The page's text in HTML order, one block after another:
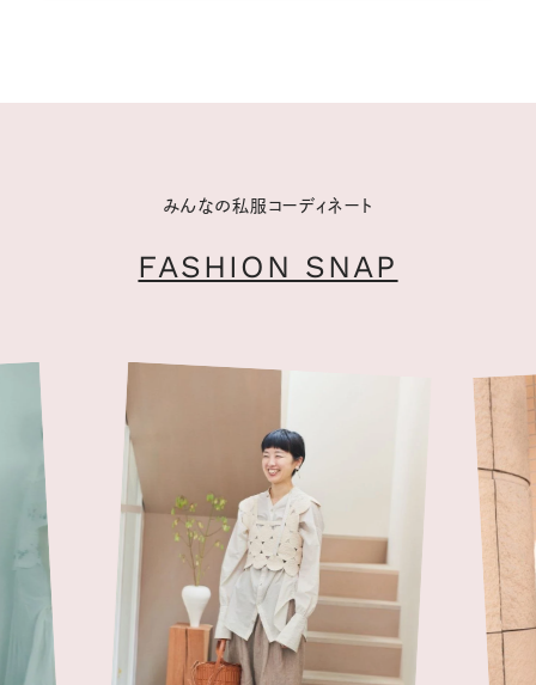
みんなの私服コーディネート
FASHION SNAP